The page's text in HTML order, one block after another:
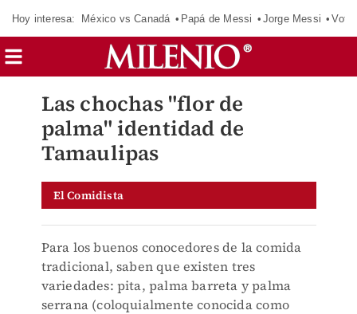
Hoy interesa: México vs Canadá Papá de Messi Jorge Messi
Las chochas "flor de
palma" identidad de
Tamaulipas
El Comidista
Para los buenos conocedores de la comida
tradicional, saben que existen tres
variedades: pita, palma barreta y palma
serrana (coloquialmente conocida como